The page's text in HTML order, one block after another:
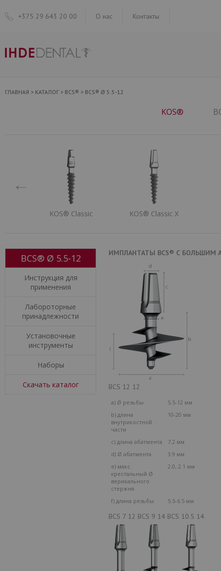
+375 29 643 20 00 О нас Контакты
ГЛАВНАЯ > КАТАЛОГ> BCS® > BCS® Ø 5.5-12
KOS®
←
KOS® Classic KOS® Classic X
BCS® Ø 5.5-12
Инструкция для
применения
Лабороторные
принадлежности
Установочные
инструменты
Наборы
Скачать каталог
ИМПЛАНТАТЫ BCS® С БОЛЬШИМ
BCS 12 12
a) Ø резьбы
5.5-12 мм
b) длина
внутрикостной
части
10-20 мм
c) длина абатмента
7.2 мм
d) Ø абатмента
3.9 мм
e) макс.
крестальный Ø
верикального
стержня
2.0, 2.1 мм
f) длина резьбы 5.5-6.5 мм
BCS 7 12 BCS 9 14 BCS 10.5 14